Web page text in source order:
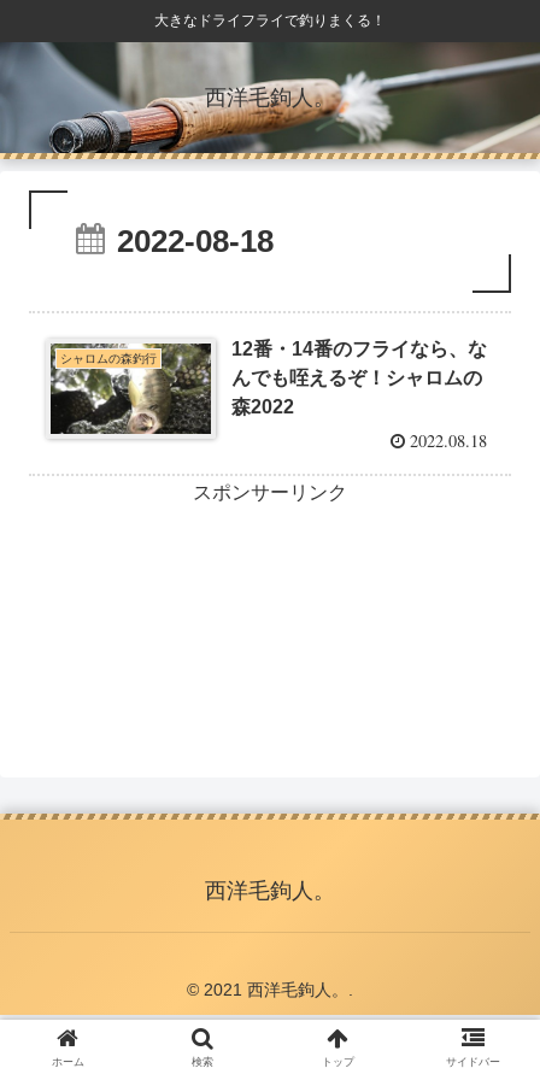
大きなドライフライで釣りまくる！
西洋毛鉤人。
2022-08-18
シャロムの森釣行
12番・14番のフライなら、な
んでも咥えるぞ！シャロムの
森2022
2022.08.18
スポンサーリンク
西洋毛鉤人。
© 2021 西洋毛鉤人。.
ホーム 検索 トップ サイドバー